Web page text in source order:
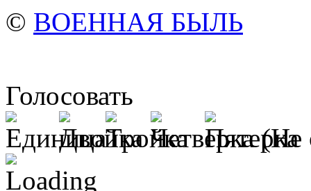
© ВОЕННАЯ БЫЛЬ
Голосовать
(Не